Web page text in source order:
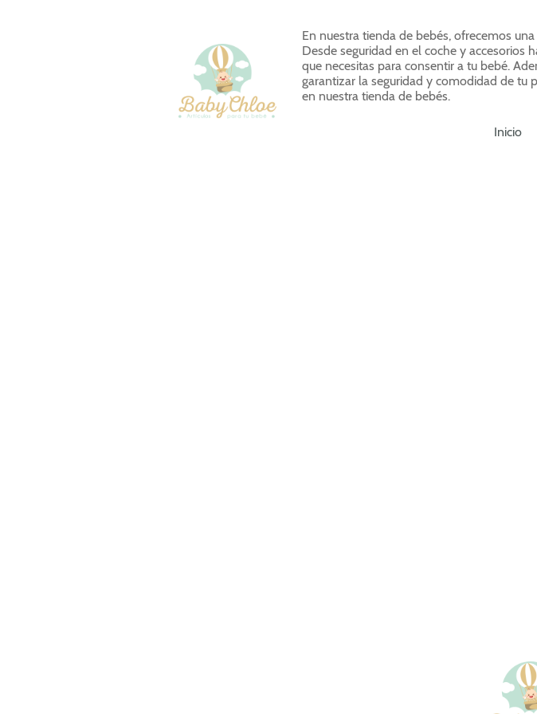
En nuestra tienda de bebés, ofrecemos
Desde seguridad en el coche y accesorios
que necesitas para consentir a tu bebé.
garantizar la seguridad y comodidad de tu
en nuestra tienda de bebés.
Inicio